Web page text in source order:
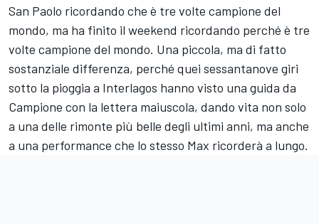
San Paolo ricordando che è tre volte campione del
mondo, ma ha finito il weekend ricordando perché è tre
volte campione del mondo. Una piccola, ma di fatto
sostanziale differenza, perché quei sessantanove giri
sotto la pioggia a Interlagos hanno visto una guida da
Campione con la lettera maiuscola, dando vita non solo
a una delle rimonte più belle degli ultimi anni, ma anche
a una performance che lo stesso Max ricorderà a lungo.